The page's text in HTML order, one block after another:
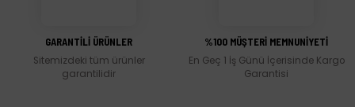
GARANTİLİ ÜRÜNLER
Sitemizdeki tüm ürünler
garantilidir
%100 MÜŞTERİ MEMNUNİYETİ
En Geç 1 İş Günü İçerisinde Kargo
Garantisi